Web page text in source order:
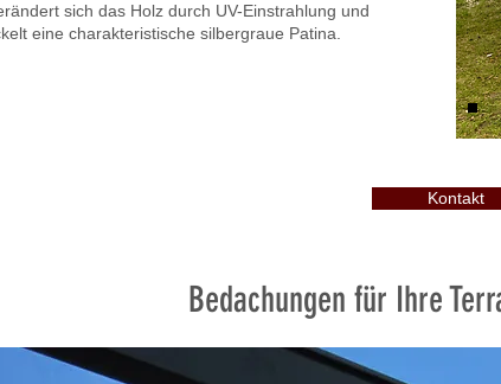
sich das Holz durch UV-Einstrahlung und
eine charakteristische silbergraue Patina.
Kontakt
Bedachungen für Ihre